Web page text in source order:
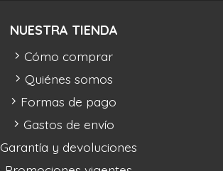
NUESTRA TIENDA
Cómo comprar
Quiénes somos
Formas de pago
Gastos de envío
Garantía y devoluciones